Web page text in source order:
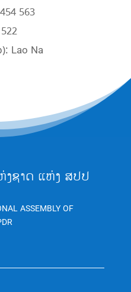
563
Lao Na
ງຊາດ ແຫ່ງ ສປປ
ASSEMBLY OF